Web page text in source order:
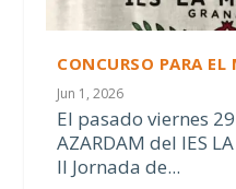
CONCURSO PARA
Jun 1, 2026
El pasado viernes
AZARDAM del IES
II Jornada de...